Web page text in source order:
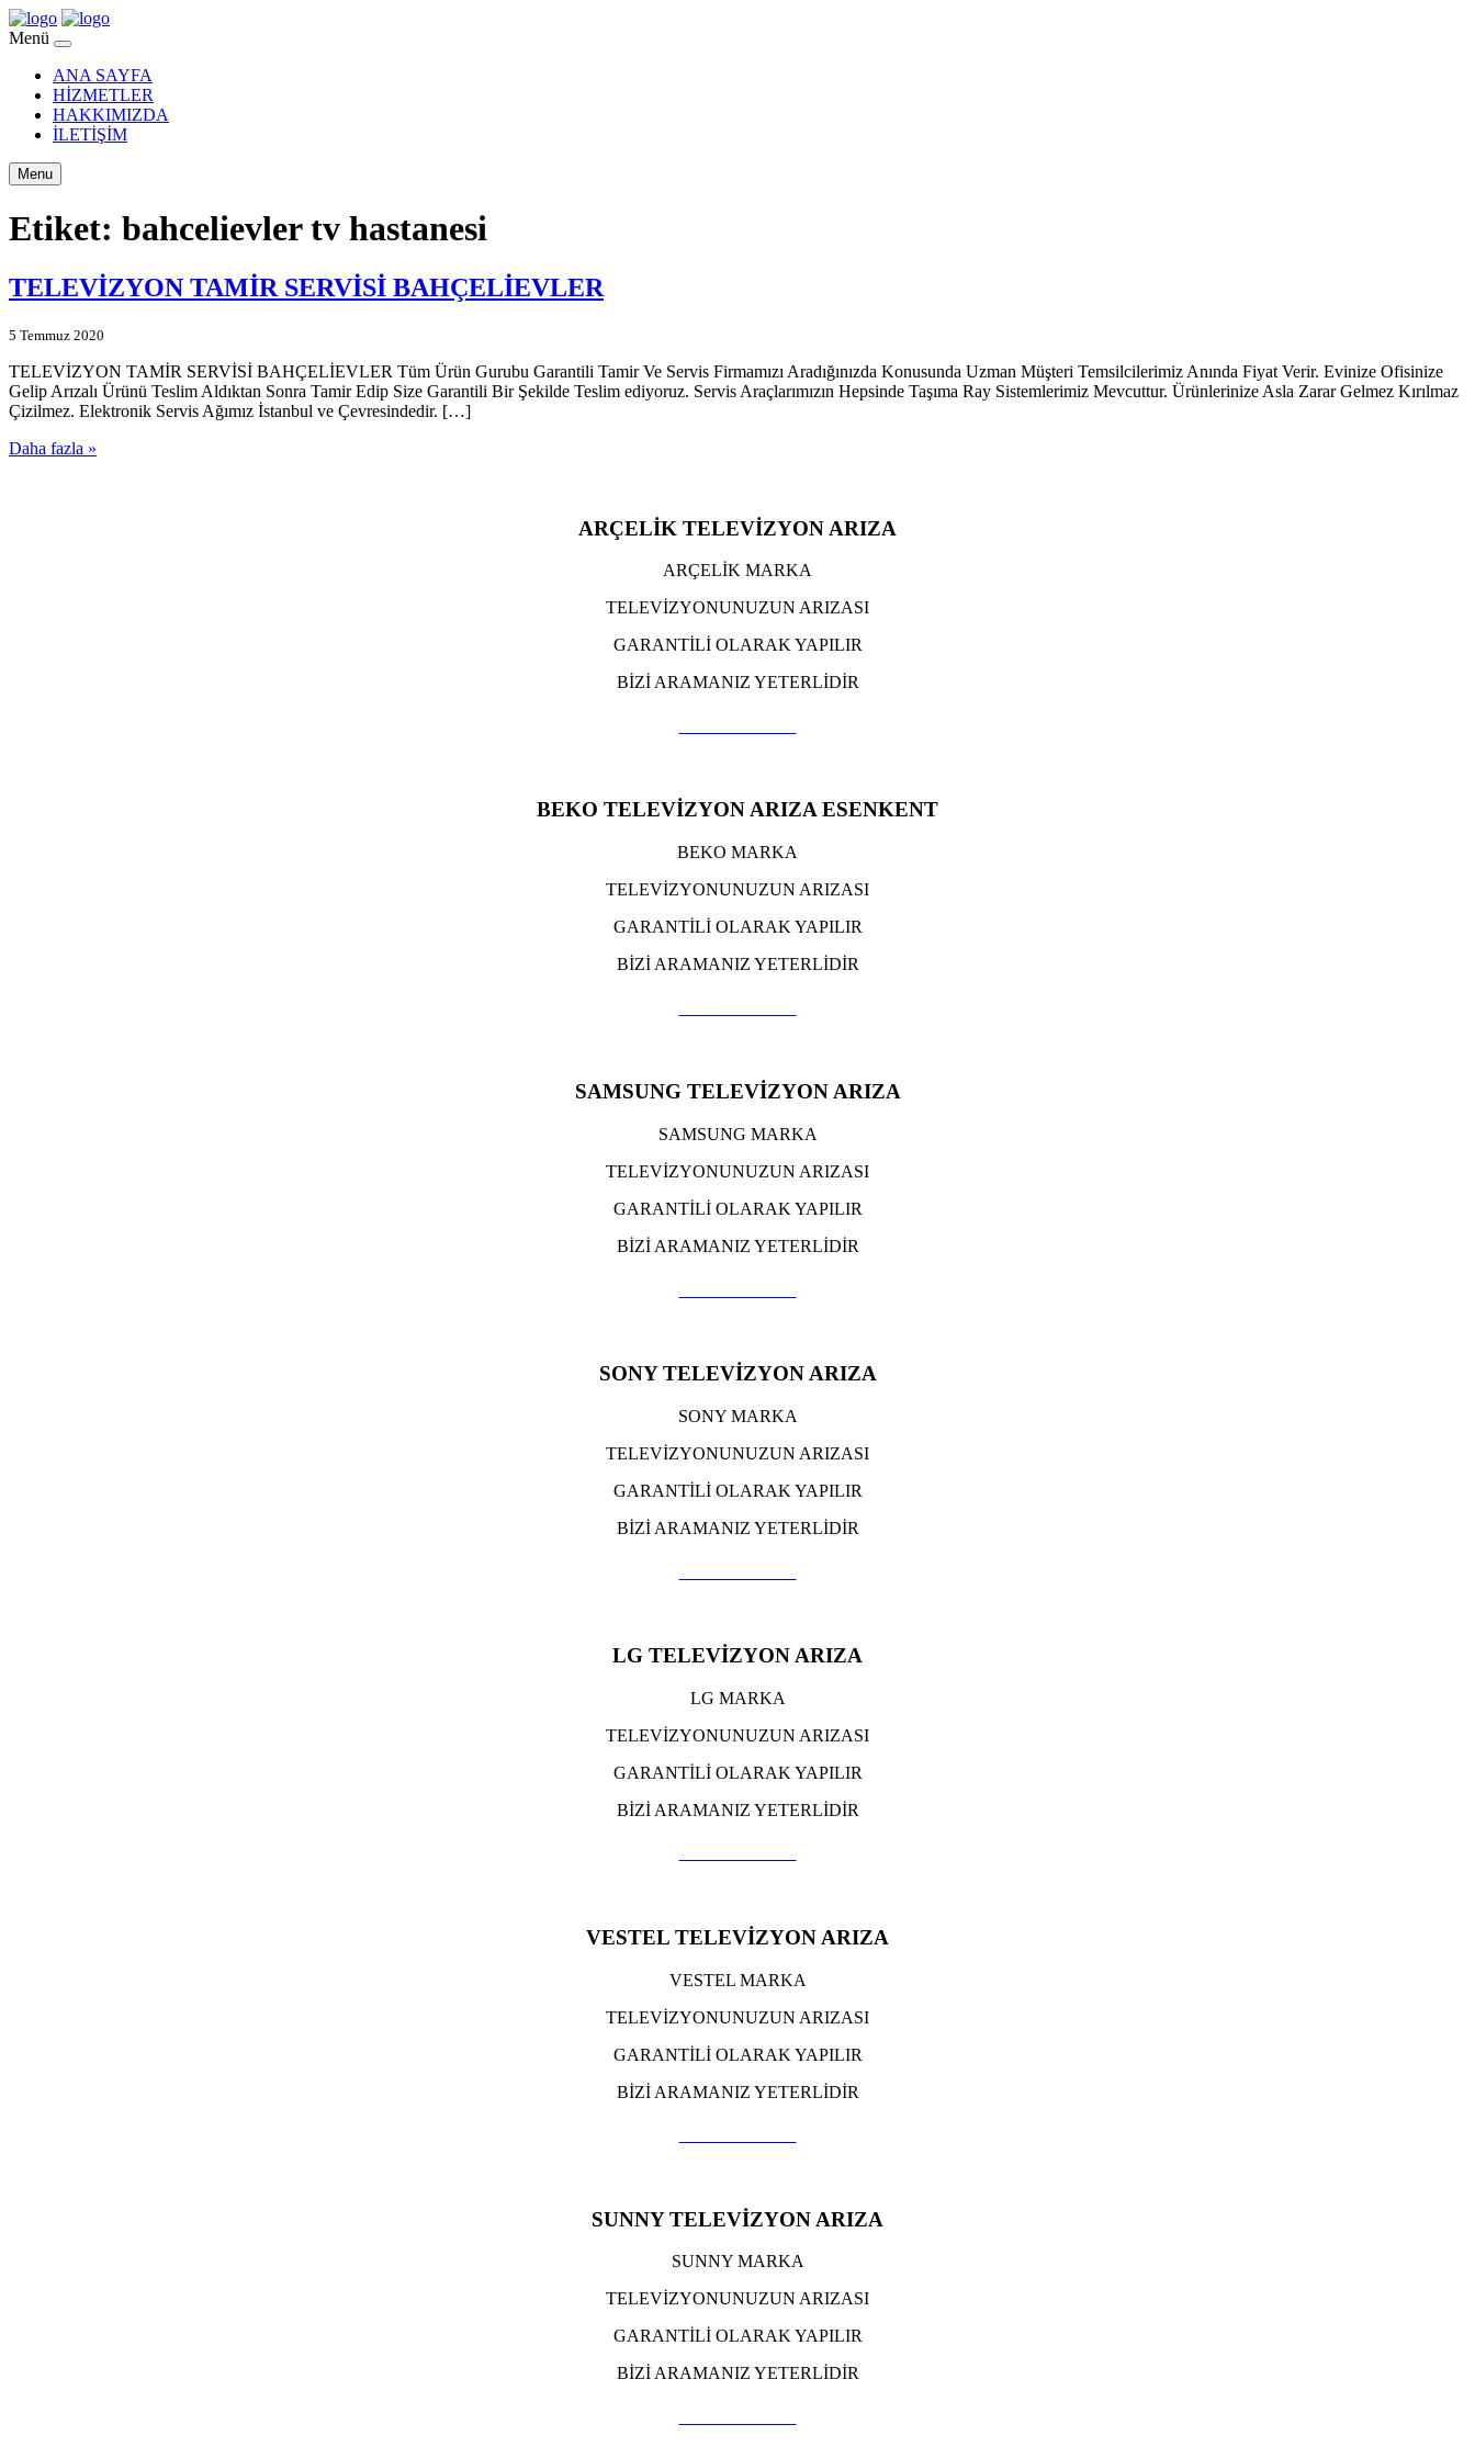
Menü
ANA SAYFA
HİZMETLER
HAKKIMIZDA
İLETİŞİM
Menu
Etiket: bahcelievler tv hastanesi
TELEVİZYON TAMİR SERVİSİ BAHÇELİEVLER
5 Temmuz 2020
TELEVİZYON TAMİR SERVİSİ BAHÇELİEVLER Tüm Ürün Gurubu Garantili Tamir Ve Servis Firmamızı Aradığınızda Konusunda Uzman Müşteri Temsilcilerimiz Anında Fiyat Verir. Evinize Ofisinize
Gelip Arızalı Ürünü Teslim Aldıktan Sonra Tamir Edip Size Garantili Bir Şekilde Teslim ediyoruz. Servis Araçlarımızın Hepsinde Taşıma Ray Sistemlerimiz Mevcuttur. Ürünlerinize Asla Zarar Gelmez Kırılmaz
Çizilmez. Elektronik Servis Ağımız İstanbul ve Çevresindedir. […]
Daha fazla »
ARÇELİK TELEVİZYON ARIZA
ARÇELİK MARKA
TELEVİZYONUNUZUN ARIZASI
GARANTİLİ OLARAK YAPILIR
BİZİ ARAMANIZ YETERLİDİR
BEKO TELEVİZYON ARIZA ESENKENT
BEKO MARKA
TELEVİZYONUNUZUN ARIZASI
GARANTİLİ OLARAK YAPILIR
BİZİ ARAMANIZ YETERLİDİR
SAMSUNG TELEVİZYON ARIZA
SAMSUNG MARKA
TELEVİZYONUNUZUN ARIZASI
GARANTİLİ OLARAK YAPILIR
BİZİ ARAMANIZ YETERLİDİR
SONY TELEVİZYON ARIZA
SONY MARKA
TELEVİZYONUNUZUN ARIZASI
GARANTİLİ OLARAK YAPILIR
BİZİ ARAMANIZ YETERLİDİR
LG TELEVİZYON ARIZA
LG MARKA
TELEVİZYONUNUZUN ARIZASI
GARANTİLİ OLARAK YAPILIR
BİZİ ARAMANIZ YETERLİDİR
VESTEL TELEVİZYON ARIZA
VESTEL MARKA
TELEVİZYONUNUZUN ARIZASI
GARANTİLİ OLARAK YAPILIR
BİZİ ARAMANIZ YETERLİDİR
SUNNY TELEVİZYON ARIZA
SUNNY MARKA
TELEVİZYONUNUZUN ARIZASI
GARANTİLİ OLARAK YAPILIR
BİZİ ARAMANIZ YETERLİDİR